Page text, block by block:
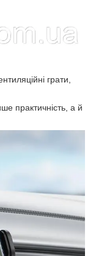
грати,
практичність, а й